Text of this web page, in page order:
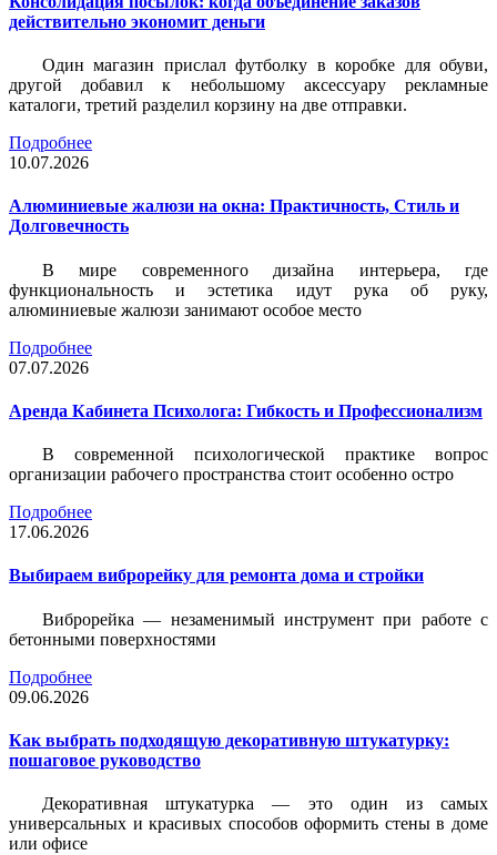
действительно экономит деньги
Один магазин прислал футболку в коробке для обуви,
другой добавил к небольшому аксессуару рекламные
каталоги, третий разделил корзину на две отправки.
Подробнее
10.07.2026
Алюминиевые жалюзи на окна: Практичность, Стиль и
Долговечность
В мире современного дизайна интерьера, где
функциональность и эстетика идут рука об руку,
алюминиевые жалюзи занимают особое место
Подробнее
07.07.2026
Аренда Кабинета Психолога: Гибкость и Профессионализм
В современной психологической практике вопрос
организации рабочего пространства стоит особенно остро
Подробнее
17.06.2026
Выбираем виброрейку для ремонта дома и стройки
Виброрейка — незаменимый инструмент при работе с
бетонными поверхностями
Подробнее
09.06.2026
Как выбрать подходящую декоративную штукатурку:
пошаговое руководство
Декоративная штукатурка — это один из самых
универсальных и красивых способов оформить стены в доме
или офисе